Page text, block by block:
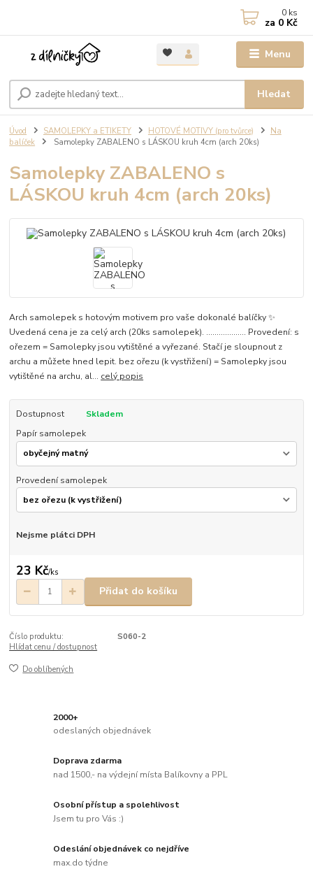
Menu
Hledat
0 ks
za 0 Kč
Úvod SAMOLEPKY a ETIKETY HOTOVÉ MOTIVY (pro tvůrce)
Na
balíček
Samolepky ZABALENO s LÁSKOU kruh 4cm (arch 20ks)
Samolepky ZABALENO s
LÁSKOU kruh 4cm (arch 20ks)
Arch samolepek s hotovým motivem pro vaše dokonalé balíčky ✨
Uvedená cena je za celý arch (20ks samolepek). ................... Provedení: s
ořezem = Samolepky jsou vytištěné a vyřezané. Stačí je sloupnout z
archu a můžete hned lepit. bez ořezu (k vystřižení) = Samolepky jsou
vytištěné na archu, al... celý popis
Dostupnost
Skladem
Papír samolepek
Provedení samolepek
Nejsme plátci DPH
23 Kč/ks
Přidat do košíku
Číslo produktu:
S060-2
Hlídat cenu / dostupnost
Do oblíbených
2000+
odeslaných objednávek
Doprava zdarma
nad 1500,- na výdejní místa Balíkovny a PPL
Osobní přístup a spolehlivost
Jsem tu pro Vás :)
Odeslání objednávek co nejdříve
max.do týdne